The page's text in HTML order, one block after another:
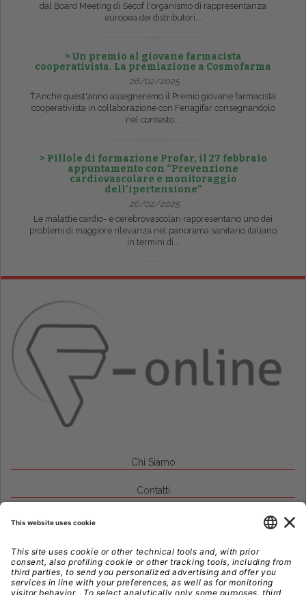
dal Board Meeting di Secof l'organismo di rappresentanza
europea dei distributori...
> Un premio al giovane farmacista
cooperativista. La premiazione a Cosmofarma
26/02/2025
ŤAnche quest'anno assegneremo il Premio giovane farmacista
cooperativista in collaborazione con Fenagifar consegnandolo
nel contesto...
> Pillole di formazione Profar, il 27 febbraio
appuntamento con “Prevenzione
cardiovascolare e monitoraggio
dell’ipertensione”
26/02/2025
Le malattie cardio- e cerebrovascolari rappresentano uno dei
problemi di maggiore rilevanza nel panorama sanitario italiano
in termini di...
Chi Siamo
Contatti
Note Legali
Privacy